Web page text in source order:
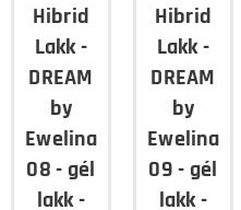
Hibrid
Lakk -
DREAM
by
Ewelina
08 - gél
lakk -
Hibrid
Lakk -
DREAM
by
Ewelina
09 - gél
lakk -